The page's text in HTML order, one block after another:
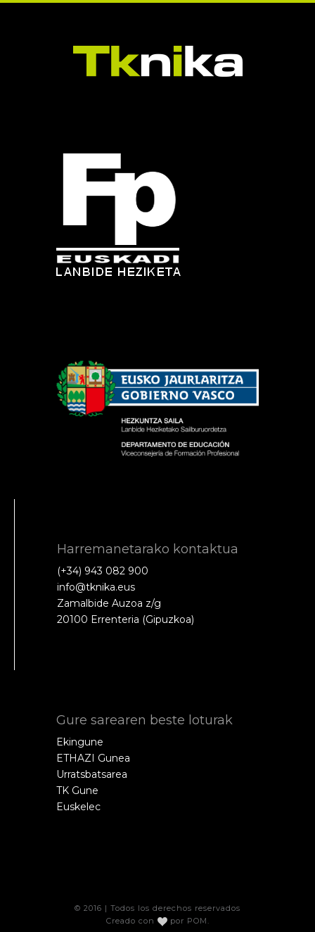
Harremanetarako kontaktua
(+34) 943 082 900
info@tknika.eus
Zamalbide Auzoa z/g
20100 Errenteria (Gipuzkoa)
Gure sarearen beste loturak
Ekingune
ETHAZI Gunea
Urratsbatsarea
TK Gune
Euskelec
© 2016 | Todos los derechos reservados
Creado con
por POM .